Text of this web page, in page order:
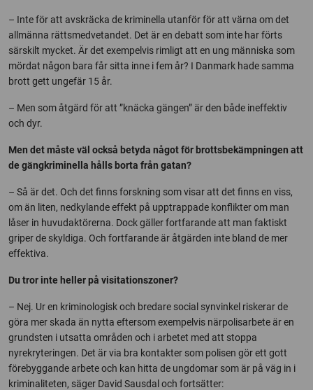
– Inte för att avskräcka de kriminella utanför för att värna om det
allmänna rättsmedvetandet. Det är en debatt som inte har förts
särskilt mycket. Är det exempelvis rimligt att en ung människa som
mördat någon bara får sitta inne i fem år? I Danmark hade samma
brott gett ungefär 15 år.
­– Men som åtgärd för att ”knäcka gängen” är den både ineffektiv
och dyr.
Men det måste väl också betyda något för brottsbekämpningen att
de gängkriminella hålls borta från gatan?
– Så är det. Och det finns forskning som visar att det finns en viss,
om än liten, nedkylande effekt på upptrappade konflikter om man
låser in huvudaktörerna. Dock gäller fortfarande att man faktiskt
griper de skyldiga. Och fortfarande är åtgärden inte bland de mer
effektiva.
Du tror inte heller på visitationszoner?
– Nej. Ur en kriminologisk och bredare social synvinkel riskerar de
göra mer skada än nytta eftersom exempelvis närpolisarbete är en
grundsten i utsatta områden och i arbetet med att stoppa
nyrekryteringen. Det är via bra kontakter som polisen gör ett gott
förebyggande arbete och kan hitta de ungdomar som är på väg in i
kriminaliteten, säger David Sausdal och fortsätter: